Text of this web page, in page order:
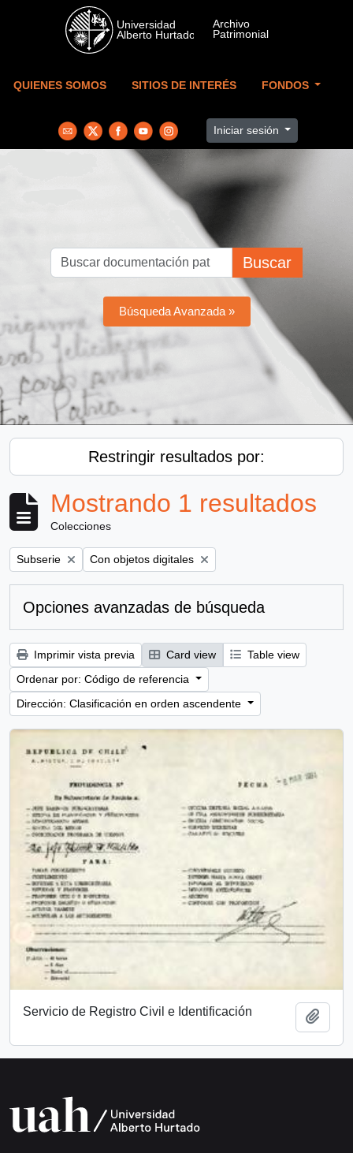
Skip to main content
QUIENES SOMOS SITIOS DE INTERÉS FONDOS
Iniciar sesión
Buscar
Búsqueda Avanzada »
Restringir resultados por:
Mostrando 1 resultados
Colecciones
Remove filter:
Subserie Remove filter:
Con objetos digitales
Opciones avanzadas de búsqueda
Imprimir vista previa Card view
Table view
Ordenar por: Código de referencia
Dirección: Clasificación en orden ascendente
Servicio de Registro Civil e Identificación